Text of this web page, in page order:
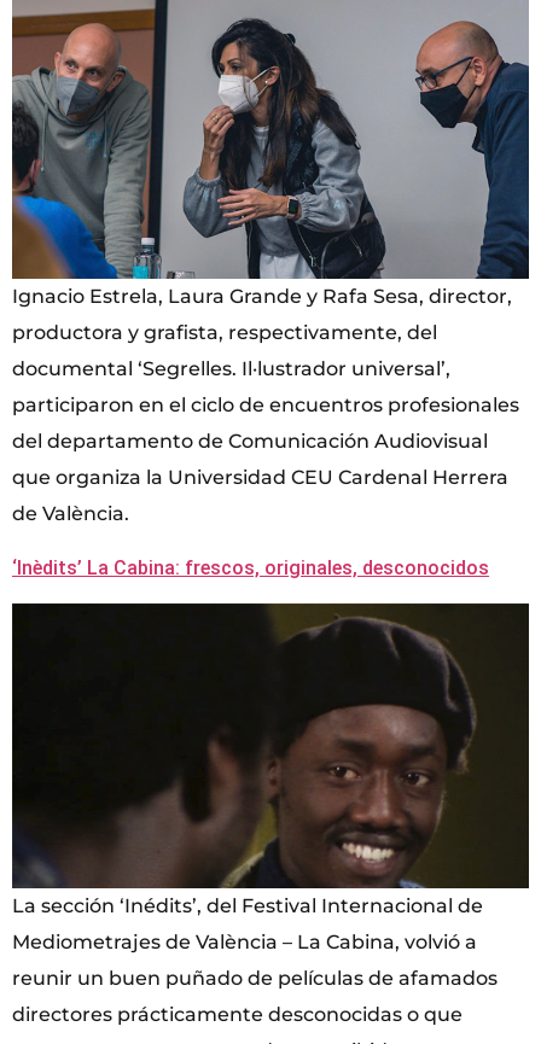
Ignacio Estrela, Laura Grande y Rafa Sesa, director,
productora y grafista, respectivamente, del
documental ‘Segrelles. Il·lustrador universal’,
participaron en el ciclo de encuentros profesionales
del departamento de Comunicación Audiovisual
que organiza la Universidad CEU Cardenal Herrera
de València.
‘Inèdits’ La Cabina: frescos, originales, desconocidos
La sección ‘Inédits’, del Festival Internacional de
Mediometrajes de València – La Cabina, volvió a
reunir un buen puñado de películas de afamados
directores prácticamente desconocidas o que